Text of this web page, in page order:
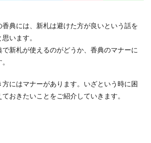
典には、新札は避けた方が良いという話を
います。
新札が使えるのがどうか、香典のマナーに
にはマナーがあります。いざという時に困
おきたいことをご紹介していきます。